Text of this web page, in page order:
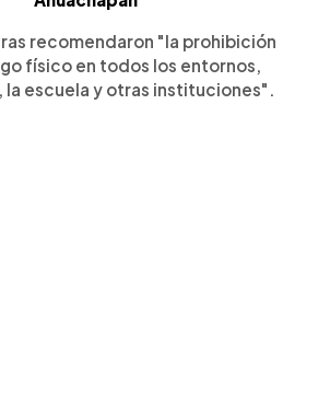
recomendaron "la prohibición
físico en todos los entornos,
la escuela y otras instituciones".